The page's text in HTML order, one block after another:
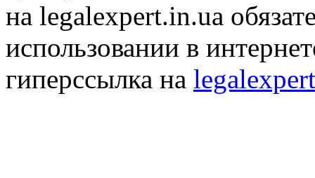
на legalexpert.in.ua
использовании в
гиперссылка на